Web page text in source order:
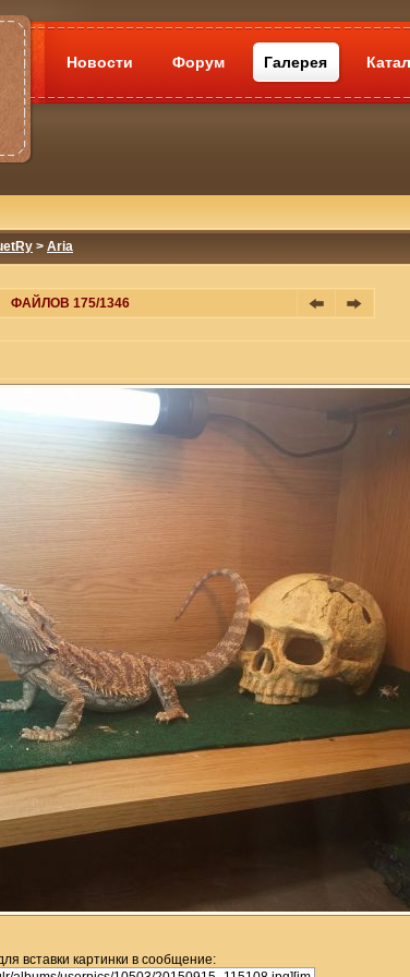
Новости Форум Галерея
> Aria
ФАЙЛОВ 175/1346
вставки картинки в сообщение: